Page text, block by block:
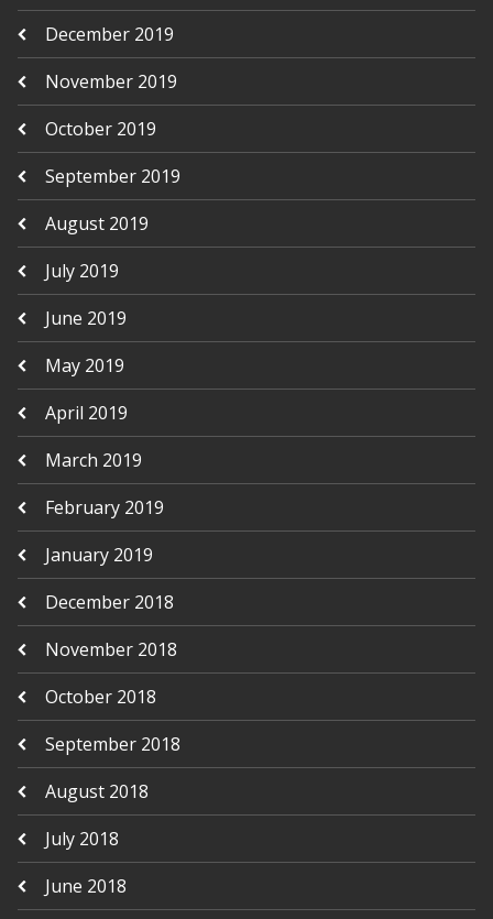
December 2019
November 2019
October 2019
September 2019
August 2019
July 2019
June 2019
May 2019
April 2019
March 2019
February 2019
January 2019
December 2018
November 2018
October 2018
September 2018
August 2018
July 2018
June 2018